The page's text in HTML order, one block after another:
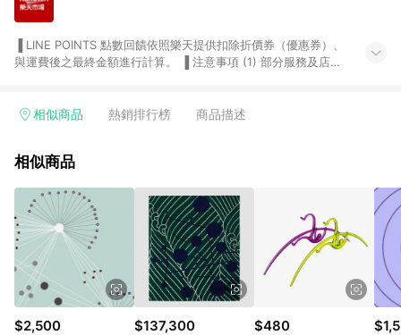
與運費後之最終金額進行計算。 ▐ 注意事項 (1) 部分服務及店家
Smart mobile、神腦生活、JS巨盛、樂天KOBO電子書，請詳閱
台灣樂天市場，並在同一瀏覽器於24小時內結帳，才享有 LINE
市場 45 天內完成訂單出貨及結帳，則不符合贈點資格。 (4) 如
使用APP、或中途瀏覽比價網、回饋網、Google等其他網頁、或
由網頁版(電腦版/手機版網頁)切換為App都將會造成追蹤中斷而
無法進行 LINE POINTS 回饋。 (5) LINE 購物為購物資訊整合性
平台，商品資料更新會有時間差，如顯示之商品規格、顏色、價
位、贈品與台灣樂天市場銷售網頁不符，以銷售網頁標示為準。
(6) 導購訂單已逾 365 天，根據台灣樂天回饋規定，逾期訂單將
不符合回饋資格。 (7) 若上述或其他原因，致使消費者無接收到
相似商品 熱銷排行榜 商品描述
相似商品
$2,500 $137,300 $480